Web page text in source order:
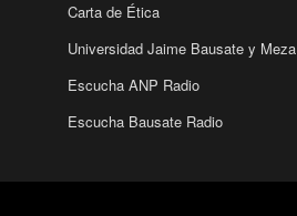
Carta de Ética
Universidad Jaime Bausate y Meza
Escucha ANP Radio
Escucha Bausate Radio